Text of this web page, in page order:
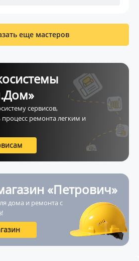
еще мастеров
сервисов,
ремонта легким и
«Петрович»
дома и ремонта с